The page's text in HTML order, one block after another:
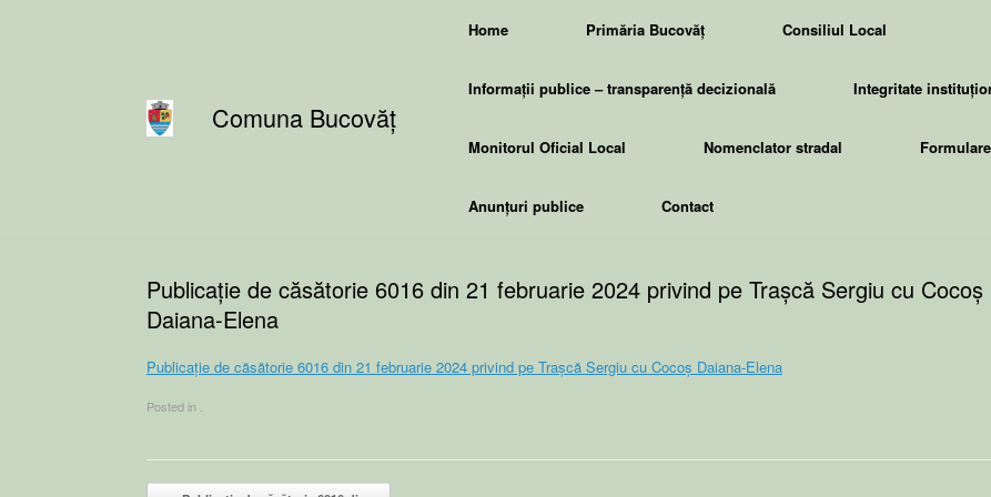
Comuna Bucovăț
Home Primăria Bucovăț Consiliul Local
Informații publice – transparență decizională Integritate
Monitorul Oficial Local Nomenclator stradal
Anunțuri publice Contact
Publicație de căsătorie 6016 din 21 februarie 2024 privind pe Trașcă Sergiu cu Cocoș
Daiana-Elena
Publicație de căsătorie 6016 din 21 februarie 2024 privind pe Trașcă Sergiu cu Cocoș Daiana-Elena
Posted in .
Post navigation